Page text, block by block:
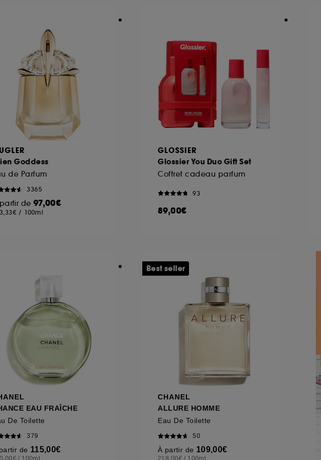
Goddess
de Parfum
3365
de 97,00€
/ 100ml
GLOSSIER
Glossier You Duo Gift Set
Coffret cadeau parfum
93
89,00€
EAU FRAÎCHE
De Toilette
379
de 115,00€
/ 100ml
CHANEL
ALLURE HOMME
Eau De Toilette
50
À partir de 109,00€
218,00€ / 100ml
Best seller
et la lecture de ces traceurs requiert votre accord. Vous pouvez personnaliser
mes choix" ci-dessous ou décider de "tout accepter". Sephora
Cookies, pour les finalités acceptées, avec les données personnelles
refuser tous les cookies, cliques sur "continuer sans accepter". Voous pouvez
obtenir plus d'information sur les cookies utilisés,
cliquez ici